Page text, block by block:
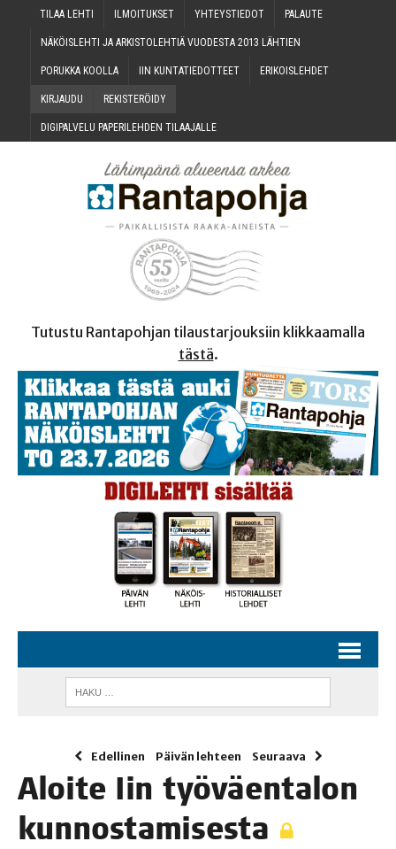
TILAA LEH­TI ILMOI­TUK­SET YHTEYS­TIE­DOT PALAU­TE
NÄKÖIS­LEH­TI JA ARKIS­TO­LEH­TIÄ VUO­DES­TA 2013 LÄHTIEN
PORUK­KA KOOLLA IIN KUN­TA­TIE­DOT­TEET ERI­KOIS­LEH­DET
KIR­JAU­DU REKIS­TE­RÖI­DY
DIGI­PAL­VE­LU PAPE­RI­LEH­DEN TILAAJALLE
Tutustu Rantapohjan tilaustarjouksiin klikkaamalla
tästä.
Edellinen Päivän lehteen Seuraava
Aloi­te Iin työ­väen­ta­lon
kunnostamisesta